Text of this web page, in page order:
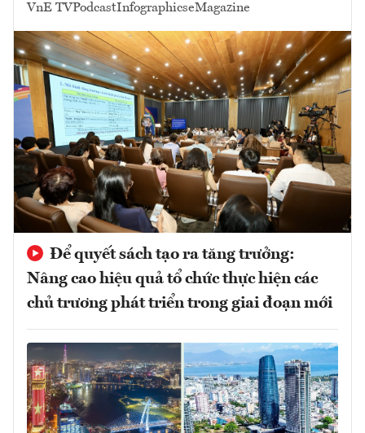
VnE TVPodcastInfographicseMagazine
Để quyết sách tạo ra tăng trưởng:
Nâng cao hiệu quả tổ chức thực hiện các
chủ trương phát triển trong giai đoạn mới